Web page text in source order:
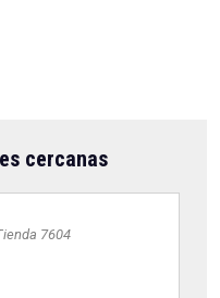
cercanas
7604